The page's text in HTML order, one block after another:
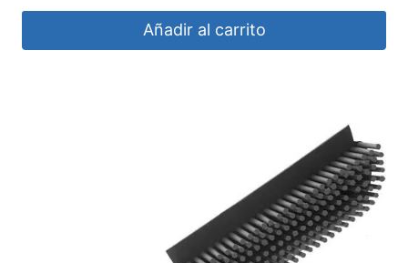
Añadir al carrito